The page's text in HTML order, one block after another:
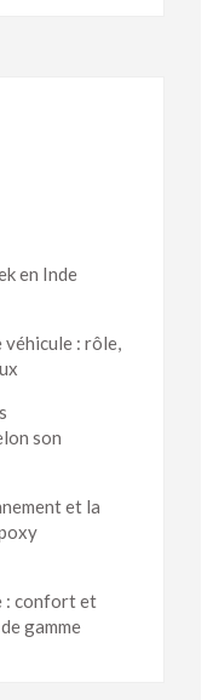
en Inde
véhicule : rôle,
son
et la
: confort et
gamme